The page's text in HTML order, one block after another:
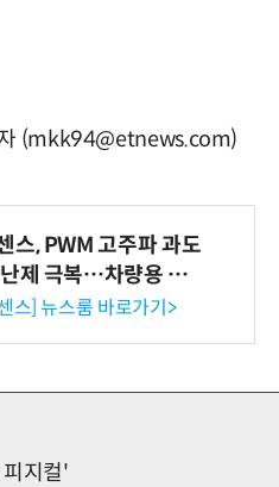
(mkk94@etnews.com)
스, PWM 고주파 과도
제 극복…차량용 전
증폭기
스] 뉴스룸 바로가기>
피지컬'